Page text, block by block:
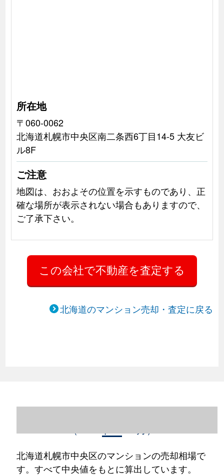
所在地
〒060-0062
北海道札幌市中央区南二条西6丁目14-5 大友ビ
ル8F
ご注意
地図は、おおよその位置を示すものであり、正
確な場所が表示されない場合もありますので、
ご了承下さい。
北海道のマンション売却・査定に戻る
北海道札幌市中央区のマンションの売却相場で
す。すべて中央値をもとに算出しています。